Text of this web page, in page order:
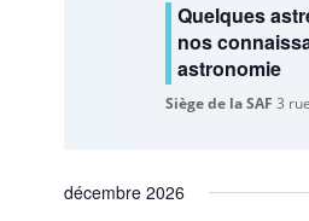
Quelques
nos
astronomie
Siège de la SAF3
décembre 2026